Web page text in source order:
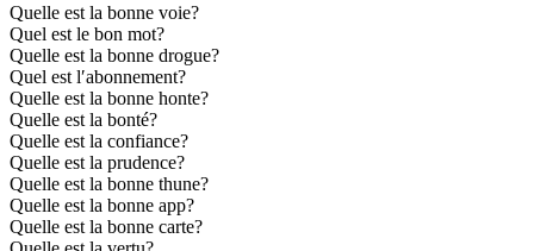
Quelle est la bonne voie?
Quel est le bon mot?
Quelle est la bonne drogue?
Quel est l′abonnement?
Quelle est la bonne honte?
Quelle est la bonté?
Quelle est la confiance?
Quelle est la prudence?
Quelle est la bonne thune?
Quelle est la bonne app?
Quelle est la bonne carte?